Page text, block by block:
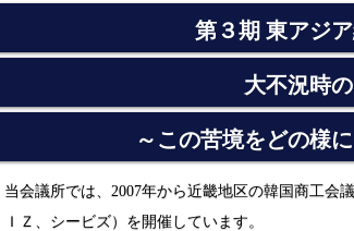
第３期 東アジ
大不況時
～この苦境をどの様
当会議所では、2007年から近畿地区の韓国商工会
ＩＺ、シービズ）を開催しています。